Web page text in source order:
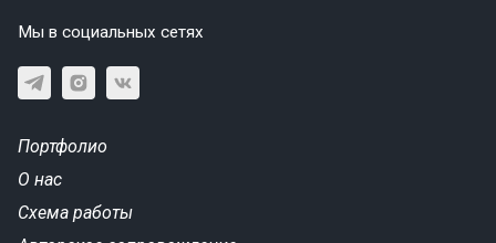
Мы в социальных сетях
Портфолио
О нас
Схема работы